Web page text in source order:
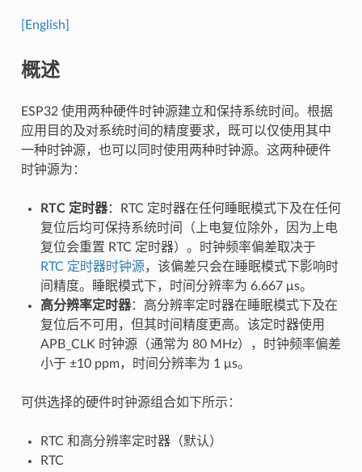
[English]
概述
ESP32 使用两种硬件时钟源建立和保持系统时间。根据
应用目的及对系统时间的精度要求，既可以仅使用其中
一种时钟源，也可以同时使用两种时钟源。这两种硬件
时钟源为：
RTC 定时器：RTC 定时器在任何睡眠模式下及在任何
复位后均可保持系统时间（上电复位除外，因为上电
复位会重置 RTC 定时器）。时钟频率偏差取决于
RTC 定时器时钟源，该偏差只会在睡眠模式下影响时
间精度。睡眠模式下，时间分辨率为 6.667 μs。
高分辨率定时器：高分辨率定时器在睡眠模式下及在
复位后不可用，但其时间精度更高。该定时器使用
APB_CLK 时钟源（通常为 80 MHz），时钟频率偏差
小于 ±10 ppm，时间分辨率为 1 μs。
可供选择的硬件时钟源组合如下所示：
RTC 和高分辨率定时器（默认）
RTC